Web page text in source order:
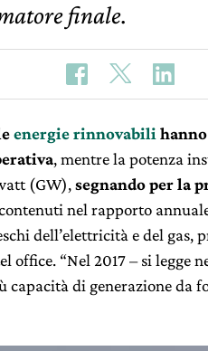
finale.
energie rinnovabili
, mentre la potenza
(GW),segnandoper la
nel rapporto
dell’elettricità e del gas,
office. “Nel 2017 – si legge
capacità di generazione da